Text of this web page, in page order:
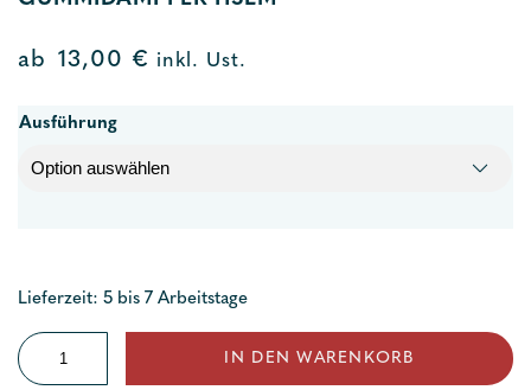
ab 13,00 € inkl. Ust.
Ausführung
Lieferzeit: 5 bis 7 Arbeitstage
Gummidämpfer
HSLM
IN DEN WARENKORB